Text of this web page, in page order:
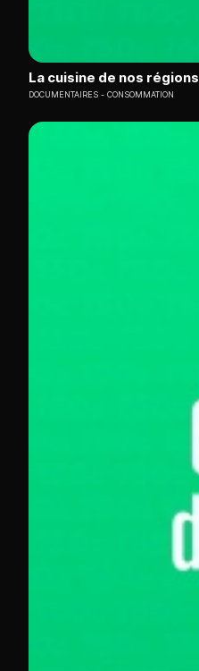
La cuisine de nos régions
DOCUMENTAIRES CONSOMMATION